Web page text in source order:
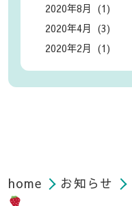
2020年8月 (1)
2020年4月 (3)
2020年2月 (1)
home お知らせ